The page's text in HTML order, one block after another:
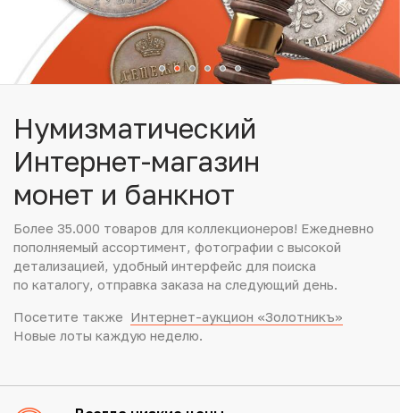
Юбилейные монеты Банка России (с 1999 года)
Памятные и инвестиционные монеты СССР и России
Неофициальные выпуски монет (Unusual)
Античные и средневековые монеты
Наборы монет
Инвестиционные монеты
Нумизматический
Интернет-магазин
монет и банкнот
Более 35.000 товаров для коллекционеров! Ежедневно
пополняемый ассортимент, фотографии с высокой
детализацией, удобный интерфейс для поиска
по каталогу, отправка заказа на следующий день.
Посетите также Интернет-аукцион «Золотникъ»
Новые лоты каждую неделю.